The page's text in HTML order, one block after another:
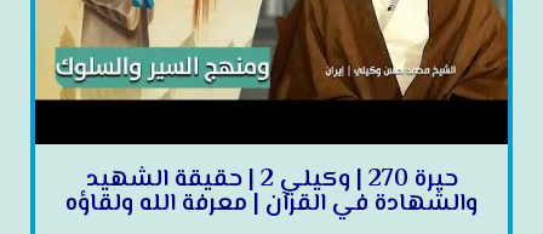
حيرة 270 | وكيلي 2 | حقيقة الشهيد
والشهادة في القرآن | معرفة الله ولقاؤه